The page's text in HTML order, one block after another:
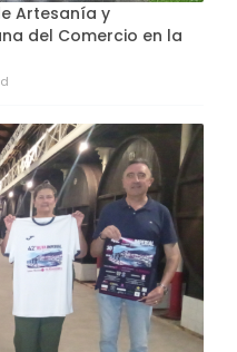
Artesanía y
del Comercio en la